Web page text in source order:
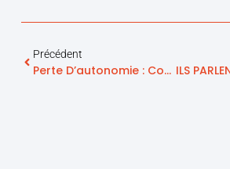
Précédent
Perte D’autonomie : Comment Prévenir La Fragilité Du Sujet Âgé ?